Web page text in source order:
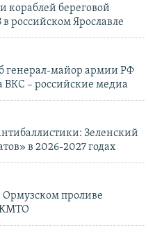
кораблей береговой
российском Ярославле
генерал-майор армии РФ
ВКС – российские медиа
Зеленский
в 2026-2027 годах
Ормузском проливе